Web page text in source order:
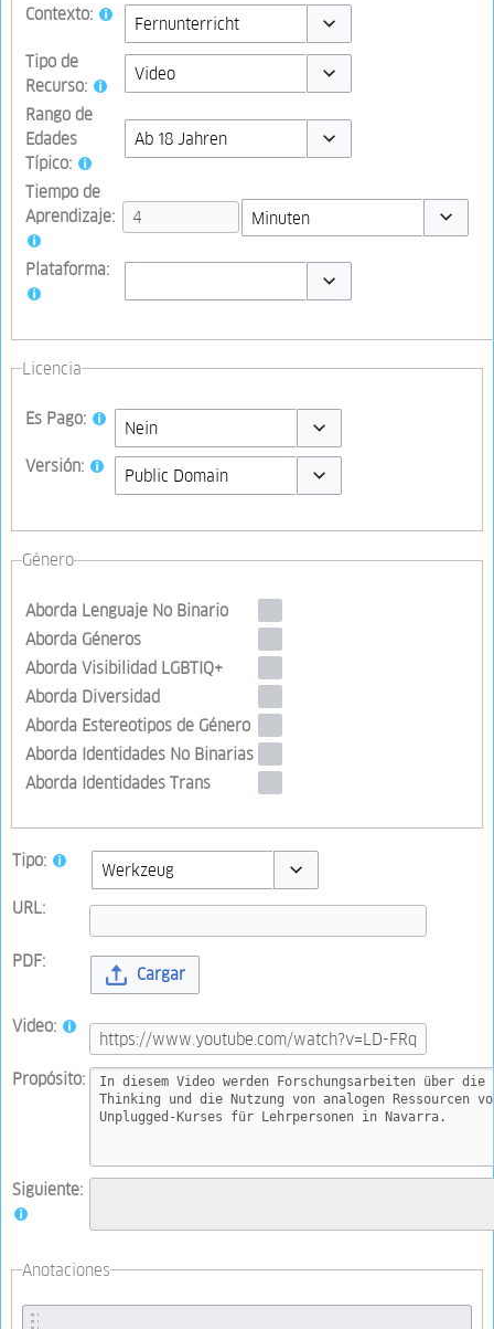
Contexto:
Toggle options
Tipo de
Recurso:
Rango de
Edades
Típico:
Tiempo de
Aprendizaje:
Plataforma:
Licencia
Es Pago:
Toggle options
Versión:
Género
Aborda Lenguaje No Binario
Aborda Géneros
Aborda Visibilidad LGBTIQ+
Aborda Diversidad
Aborda Estereotipos de Género
Aborda Identidades No Binarias
Aborda Identidades Trans
Tipo:
URL:
PDF:
Cargar
Video:
Propósito:
Siguiente:
Anotaciones